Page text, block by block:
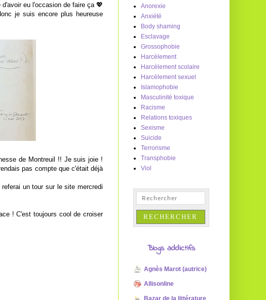
eu l'occasion de faire ça 💖
je suis encore plus heureuse
de Montreuil !! Je suis joie !
pas compte que c'était déjà
un tour sur le site mercredi
! C'est toujours cool de croiser
Anorexie
Anxiété
Body shaming
Esclavage
Grossophobie
Harcèlement
Harcèlement scolaire
Harcèlement sexuel
Islamophobie
Masculinité toxique
Racisme
Relations toxiques
Sexisme
Suicide
Terrorisme
Transphobie
Viol
Blogs addictifs
Agnès Marot (autrice)
Allisonline
Bazar de la littérature